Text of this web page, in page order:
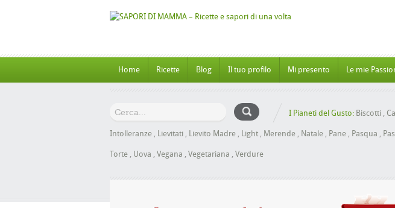
Home Ricette Blog Il tuo profilo Mi presento Le mie
I Pianeti del Gusto: Biscotti ,
Intolleranze , Lievitati , Lievito Madre , Light , Merende , Natale , Pane , Pasqua ,
Torte , Uova , Vegana , Vegetariana , Verdure